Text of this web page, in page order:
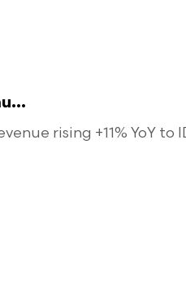
rising +11% YoY to